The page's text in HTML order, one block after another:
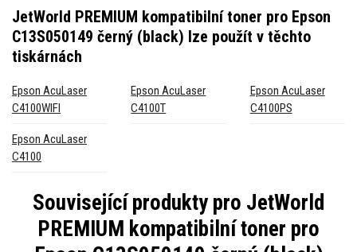
JetWorld PREMIUM kompatibilní toner pro Epson
C13S050149 černý (black) lze použít v těchto
tiskárnách
Epson AcuLaser
C4100WIFI
Epson AcuLaser
C4100T
Epson AcuLaser
C4100PS
Epson AcuLaser
C4100
Související produkty pro JetWorld
PREMIUM kompatibilní toner pro